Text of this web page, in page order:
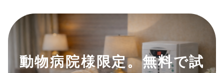
動物病院様限定。無料で試